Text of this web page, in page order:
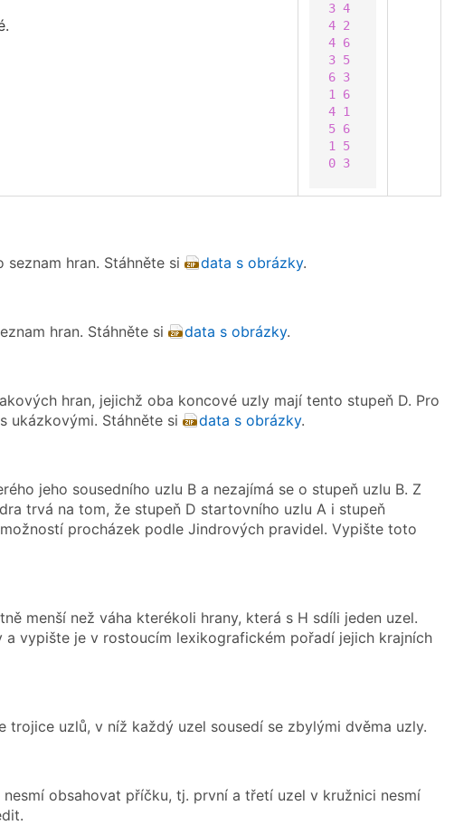
3 4
4 2
4 6
3 5
6 3
1 6
4 1
5 6
1 5
0 3
hran. Stáhněte si
data s obrázky.
hran. Stáhněte si
data s obrázky.
hran, jejichž oba koncové uzly mají tento stupeň D. Pro
ukázkovými. Stáhněte si
data s obrázky.
jeho sousedního uzlu B a nezajímá se o stupeň uzlu B. Z
trvá na tom, že stupeň D startovního uzlu A i stupeň
procházek podle Jindrových pravidel. Vypište toto
menší než váha kterékoli hrany, která s H sdíli jeden uzel.
vypište je v rostoucím lexikografickém pořadí jejich krajních
uzlů, v níž každý uzel sousedí se zbylými dvěma uzly.
obsahovat příčku, tj. první a třetí uzel v kružnici nesmí